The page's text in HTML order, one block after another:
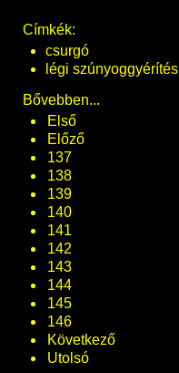
Címkék:
csurgó
légi szúnyoggyérítés
Bővebben...
Első
Előző
137
138
139
140
141
142
143
144
145
146
Következő
Utolsó